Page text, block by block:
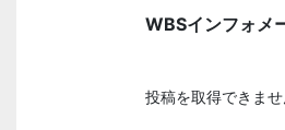
WBSインフォメ
投稿を取得できま